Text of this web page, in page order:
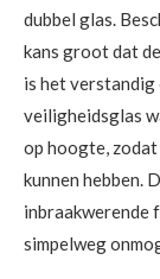
dubbel glas.
kans groot dat
is het verstandig
veiligheidsglas
op hoogte,
kunnen hebben.
inbraakwerende
simpelweg